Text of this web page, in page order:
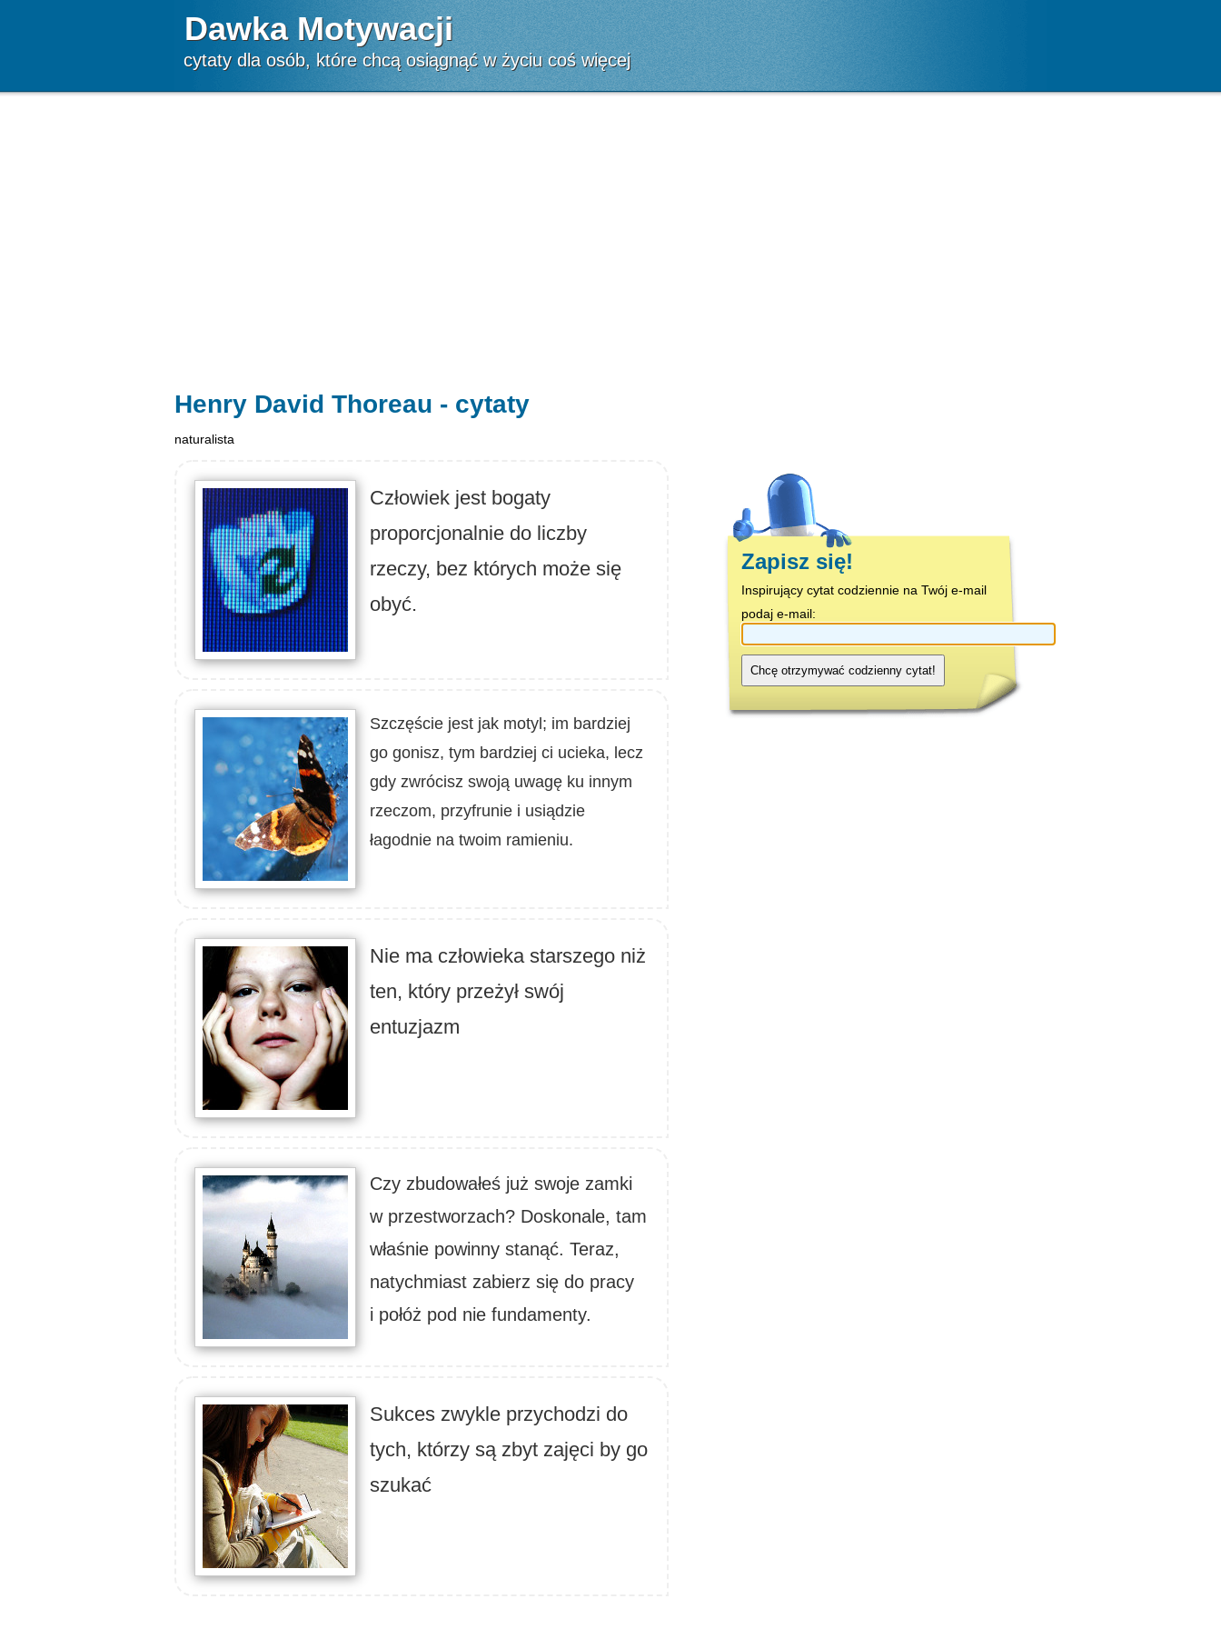
Dawka Motywacji
cytaty dla osób, które chcą osiągnąć w życiu coś więcej
Henry David Thoreau - cytaty
naturalista
Człowiek jest bogaty
proporcjonalnie do liczby
rzeczy, bez których może się
obyć.
Szczęście jest jak motyl; im bardziej
go gonisz, tym bardziej ci ucieka, lecz
gdy zwrócisz swoją uwagę ku innym
rzeczom, przyfrunie i usiądzie
łagodnie na twoim ramieniu.
Nie ma człowieka starszego niż
ten, który przeżył swój
entuzjazm
Czy zbudowałeś już swoje zamki
w przestworzach? Doskonale, tam
właśnie powinny stanąć. Teraz,
natychmiast zabierz się do pracy
i połóż pod nie fundamenty.
Sukces zwykle przychodzi do
tych, którzy są zbyt zajęci by go
szukać
Zapisz się!
Inspirujący cytat codziennie na Twój e-mail
podaj e-mail:
Chcę otrzymywać codzienny cytat!